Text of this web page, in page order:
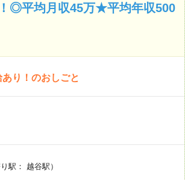
◎平均月収45万★平均年収500
り！のおしごと
駅： 越谷駅）